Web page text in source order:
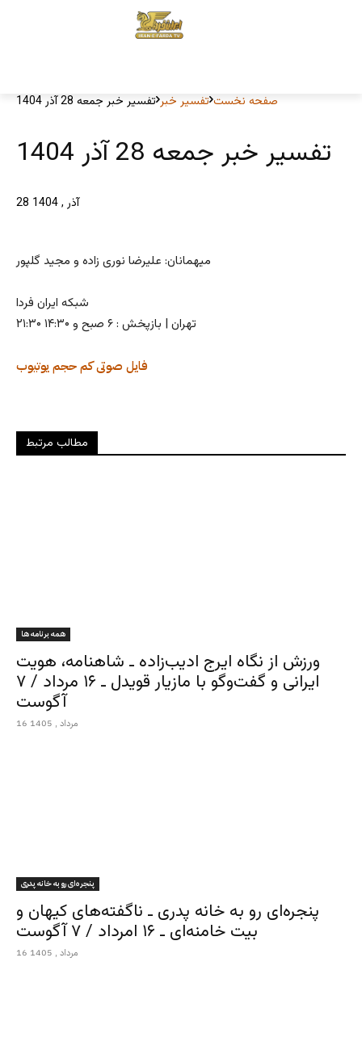
صفحه نخست تفسیر خبر تفسیر خبر جمعه 28 آذر 1404
تفسیر خبر جمعه 28 آذر 1404
28 آذر , 1404
میهمانان: علیرضا نوری زاده و مجید گلپور
شبکه ایران فردا
۲۱:۳۰ تهران | بازپخش : ۶ صبح و ۱۴:۳۰
یوتیوب فایل صوتی کم حجم
مطالب مرتبط
همه برنامه ها
ورزش از نگاه ایرج ادیب‌زاده ـ شاهنامه، هویت
ایرانی و گفت‌وگو با مازیار قویدل ـ ۱۶ مرداد / ۷
آگوست
16 مرداد , 1405
پنجره‌ای رو به خانه پدری
پنجره‌ای رو به خانه پدری ـ ناگفته‌های کیهان و
بیت خامنه‌ای ـ ۱۶ امرداد / ۷ آگوست
16 مرداد , 1405